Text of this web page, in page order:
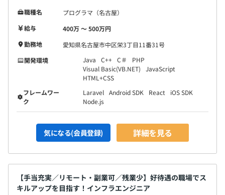
【開発環境】
・言語：Java、PHP（Laravel）、ASP.NET、C#、VB、
JavaScript（Node.JS、React）CSS、HTML、C++、VC
・DB：Oracle、SQL Server、PostgreSQL、MySQL、
AWS
・OS：Windows、Linux、UNIX、iOS、Android
・その他：Intramart、Outsystems
など
1年ごとの目標設定、振り返りによる評価をおこなってい
ます。
エンジニアは、スペシャリストとしてのキャリアとゼネラ
リストとしてのキャリアを選択可能です。
志向に合わせてキャリアを用意することをお約束します。
保険）
無期雇用
3～6カ月（待遇の変更はありません）
職種名
プログラマ（名古屋）
給与
400万 〜 500万円
勤務地
愛知県名古屋市中区栄3丁目11番31号
開発環境
Java C++ C＃
PHP
Visual Basic(VB.NET)
JavaScript
HTML+CSS
フレームワー
ク
Laravel Android SDK React
iOS SDK
Node.js
気になる(会員登録) 詳細を見る
【手当充実／リモート・副業可／残業少】好待遇の職場でス
キルアップを目指す！インフラエンジニア